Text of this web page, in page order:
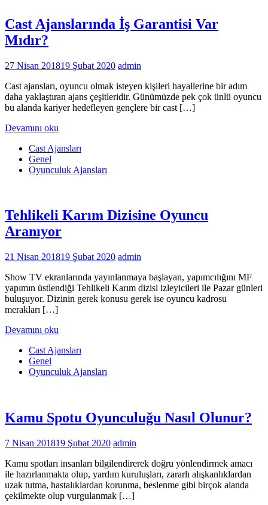
Cast Ajanslarında İş Garantisi Var
Mıdır?
27 Nisan 201819 Şubat 2020 admin
Cast ajansları, oyuncu olmak isteyen kişileri hayallerine bir adım
daha yaklaştıran ajans çeşitleridir. Günümüzde pek çok ünlü oyuncu
bu alanda kariyer hedefleyen gençlere bir cast […]
Devamını oku
Cast Ajansları
Genel
Oyunculuk Ajansları
Tehlikeli Karım Dizisine Oyuncu
Aranıyor
21 Nisan 201819 Şubat 2020 admin
Show TV ekranlarında yayınlanmaya başlayan, yapımcılığını MF
yapımın üstlendiği Tehlikeli Karım dizisi izleyicileri ile Pazar günleri
buluşuyor. Dizinin gerek konusu gerek ise oyuncu kadrosu
merakları […]
Devamını oku
Cast Ajansları
Genel
Oyunculuk Ajansları
Kamu Spotu Oyunculuğu Nasıl Olunur?
7 Nisan 201819 Şubat 2020 admin
Kamu spotları insanları bilgilendirerek doğru yönlendirmek amacı
ile hazırlanmakta olup, yardım kuruluşları, zararlı alışkanlıklardan
uzak tutma, hastalıklardan korunma, beslenme gibi birçok alanda
çekilmekte olup vurgulanmak […]